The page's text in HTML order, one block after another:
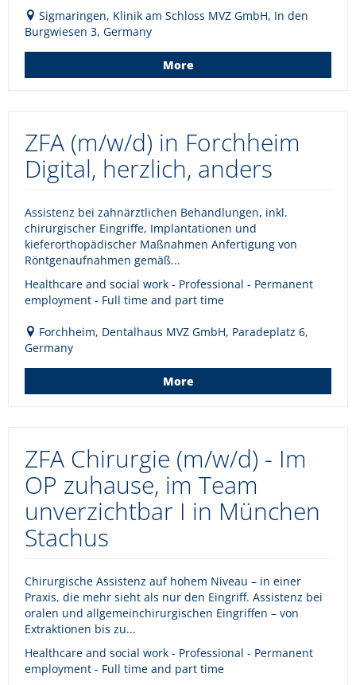
Sigmaringen, Klinik am Schloss MVZ GmbH, In den
Burgwiesen 3, Germany
More
ZFA (m/w/d) in Forchheim
Digital, herzlich, anders
Assistenz bei zahnärztlichen Behandlungen, inkl.
chirurgischer Eingriffe, Implantationen und
kieferorthopädischer Maßnahmen Anfertigung von
Röntgenaufnahmen gemäß...
Healthcare and social work - Professional - Permanent
employment - Full time and part time
Forchheim, Dentalhaus MVZ GmbH, Paradeplatz 6,
Germany
More
ZFA Chirurgie (m/w/d) - Im
OP zuhause, im Team
unverzichtbar I in München
Stachus
Chirurgische Assistenz auf hohem Niveau – in einer
Praxis, die mehr sieht als nur den Eingriff. Assistenz bei
oralen und allgemeinchirurgischen Eingriffen – von
Extraktionen bis zu...
Healthcare and social work - Professional - Permanent
employment - Full time and part time